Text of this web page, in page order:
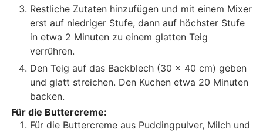
Restliche Zutaten hinzufügen und mit einem Mixer
erst auf niedriger Stufe, dann auf höchster Stufe
in etwa 2 Minuten zu einem glatten Teig
verrühren.
Den Teig auf das Backblech (30 x 40 cm) geben
und glatt streichen. Den Kuchen etwa 20 Minuten
backen.
Für die Buttercreme:
Für die Buttercreme aus Puddingpulver, Milch und